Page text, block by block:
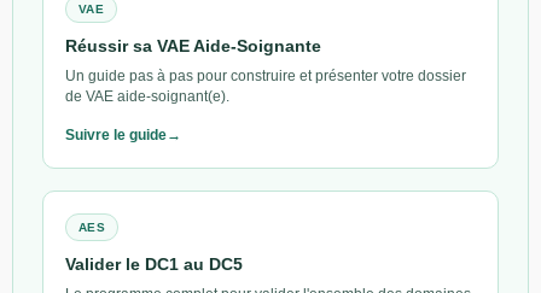
VAE
Réussir sa VAE Aide-Soignante
Un guide pas à pas pour construire et présenter votre dossier
de VAE aide-soignant(e).
Suivre le guide
AES
Valider le DC1 au DC5